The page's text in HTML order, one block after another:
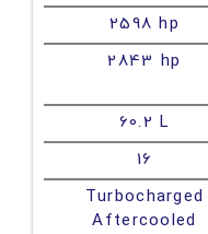
2598 hp
2843 hp
60.2 L
16
Turbocharged
Aftercooled